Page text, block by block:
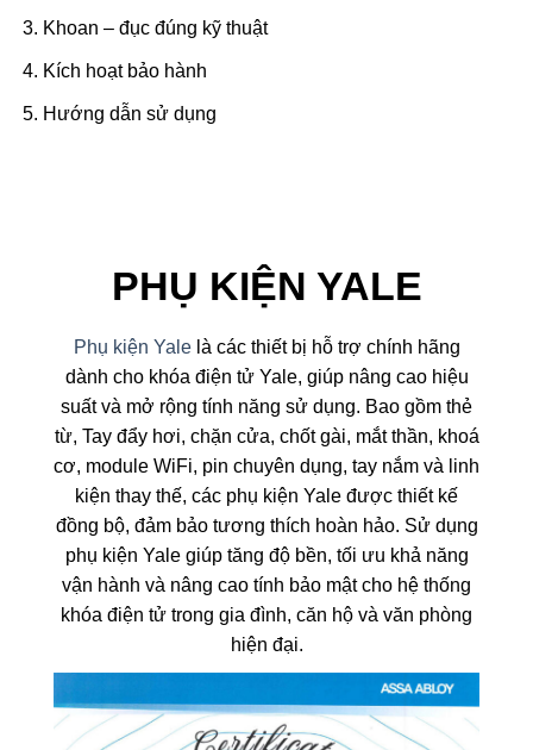
Khoan – đục đúng kỹ thuật
Kích hoạt bảo hành
Hướng dẫn sử dụng
PHỤ KIỆN YALE
Phụ kiện Yalelà các thiết bị hỗ trợ chính hãng
dành cho khóa điện tử Yale, giúp nâng cao hiệu
suất và mở rộng tính năng sử dụng. Bao gồm thẻ
từ, Tay đẩy hơi, chặn cửa, chốt gài, mắt thần, khoá
cơ, module WiFi, pin chuyên dụng, tay nắm và linh
kiện thay thế, các phụ kiện Yale được thiết kế
đồng bộ, đảm bảo tương thích hoàn hảo. Sử dụng
phụ kiện Yale giúp tăng độ bền, tối ưu khả năng
vận hành và nâng cao tính bảo mật cho hệ thống
khóa điện tử trong gia đình, căn hộ và văn phòng
hiện đại.